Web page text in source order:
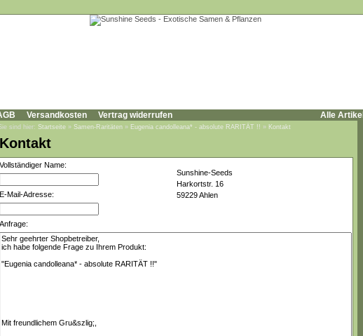
Versandkosten Vertrag widerrufen Alle Artikel
sind hier: Startseite » Samen-Raritäten » Eugenia candolleana* - absolute RARITÄT !! » Kontakt
Kontakt
Vollständiger Name:
Sunshine-Seeds
Harkortstr. 16
59229 Ahlen
E-Mail-Adresse:
Anfrage: